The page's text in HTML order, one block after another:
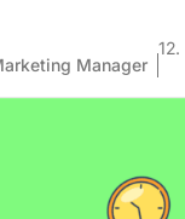
Manager